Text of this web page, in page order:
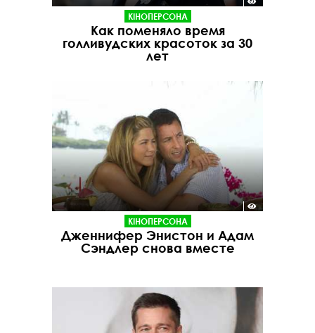
КІНОПЕРСОНА
Как поменяло время
голливудских красоток за 30
лет
КІНОПЕРСОНА
Дженнифер Энистон и Адам
Сэндлер снова вместе